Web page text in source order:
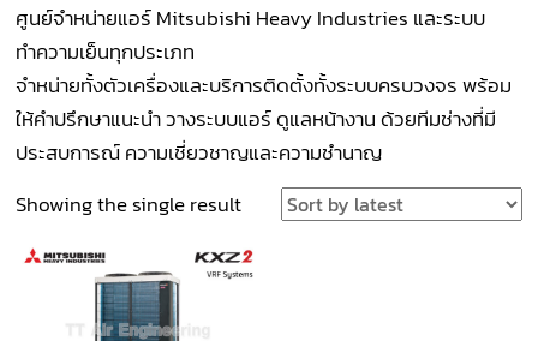
ศูนย์จำหน่ายแอร์ Mitsubishi Heavy Industries และระบบ
ทำความเย็นทุกประเภท
จำหน่ายทั้งตัวเครื่องและบริการติดตั้งทั้งระบบครบวงจร พร้อม
ให้คำปรึกษาแนะนำ วางระบบแอร์ ดูแลหน้างาน ด้วยทีมช่างที่มี
ประสบการณ์ ความเชี่ยวชาญและความชำนาญ
Showing the single result